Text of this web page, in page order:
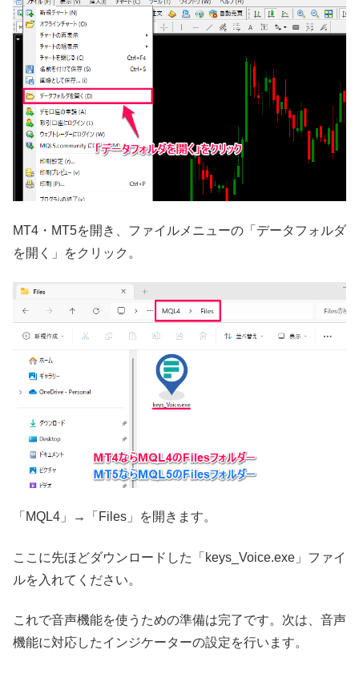
MT4・MT5を開き、ファイルメニューの「データフォルダ
を開く」をクリック。
「MQL4」→「Files」を開きます。
ここに先ほどダウンロードした「keys_Voice.exe」ファイ
ルを入れてください。
これで音声機能を使うための準備は完了です。次は、音声
機能に対応したインジケーターの設定を行います。